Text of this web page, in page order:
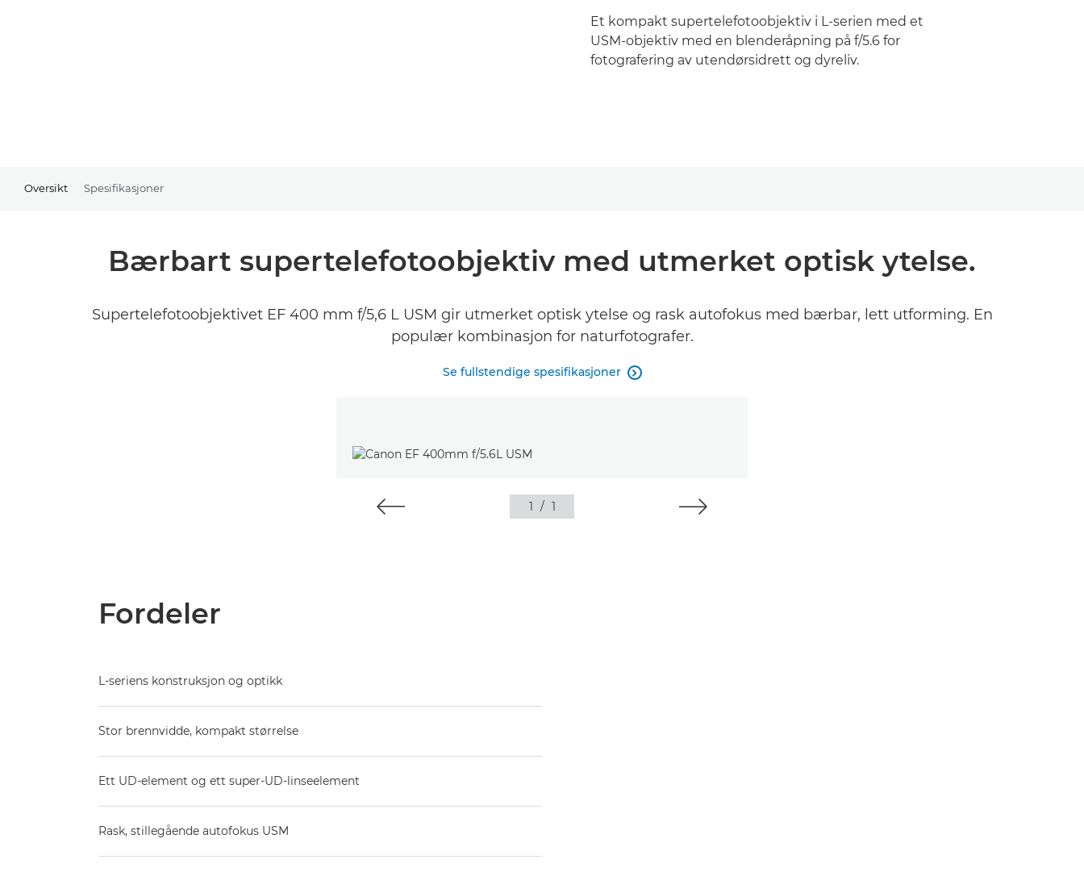
Et kompakt supertelefotoobjektiv i L-serien med et
USM-objektiv med en blenderåpning på f/5.6 for
fotografering av utendørsidrett og dyreliv.
Oversikt Spesifikasjoner
Bærbart supertelefotoobjektiv med utmerket optisk ytelse.
Supertelefotoobjektivet EF 400 mm f/5,6 L USM gir utmerket optisk ytelse og rask autofokus med bærbar, lett utforming. En
populær kombinasjon for naturfotografer.
Se fullstendige spesifikasjoner 
1 / 1
Fordeler
L-seriens konstruksjon og optikk
Stor brennvidde, kompakt størrelse
Ett UD-element og ett super-UD-linseelement
Rask, stillegående autofokus USM